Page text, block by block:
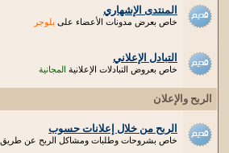
المنتدى الإشهاري
خاص بعرض مدونات الأعضاء على بلوجر
التبادل الإعلاني
خاص بعروض التبادلات الإعلانية المجانية
الربح والإعلان
الربح من خلال إعلانات حسوب
خاص بشروحات وطلبات ومشاكل الربح عن طريق